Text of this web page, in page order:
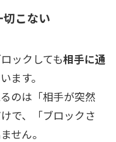
こない
ックしても相手に通
ます。
のは「相手が突然
で、「ブロックさ
せん。